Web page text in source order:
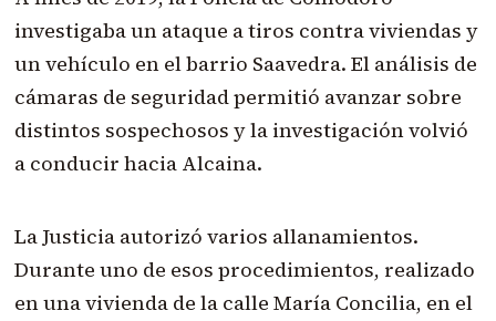
investigaba un ataque a tiros contra viviendas y
un vehículo en el barrio Saavedra. El análisis de
cámaras de seguridad permitió avanzar sobre
distintos sospechosos y la investigación volvió
a conducir hacia Alcaina.
La Justicia autorizó varios allanamientos.
Durante uno de esos procedimientos, realizado
en una vivienda de la calle María Concilia, en el